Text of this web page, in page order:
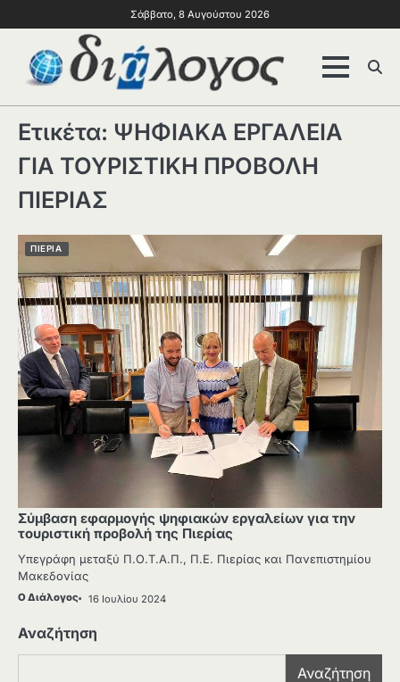
Σάββατο, 8 Αυγούστου 2026
Ετικέτα: ΨΗΦΙΑΚΑ ΕΡΓΑΛΕΙΑ
ΓΙΑ ΤΟΥΡΙΣΤΙΚΗ ΠΡΟΒΟΛΗ
ΠΙΕΡΙΑΣ
ΠΙΕΡΙΑ
Σύμβαση εφαρμογής ψηφιακών εργαλείων για την
τουριστική προβολή της Πιερίας
Υπεγράφη μεταξύ Π.Ο.Τ.Α.Π., Π.Ε. Πιερίας και Πανεπιστημίου
Μακεδονίας
Ο Διάλογος 16 Ιουλίου 2024
Αναζήτηση
Αναζήτηση